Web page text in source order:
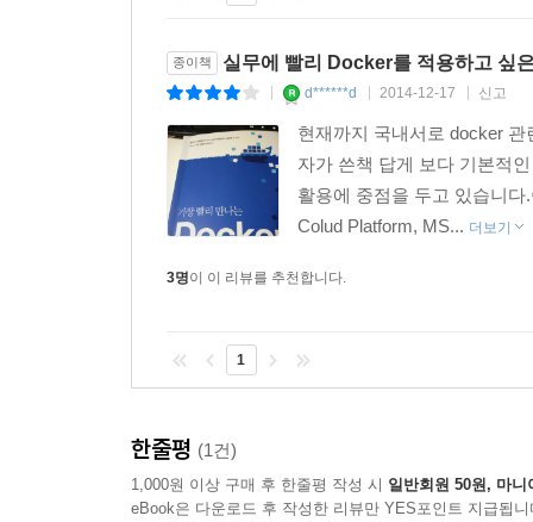
__7.11 VOLUME
__7.13 WORKDIR
__7.14 ONBUILD
8장 ▶ Docker로 애플리케이션 배포하기
__8.1 서버 한 대에 애플리케이션 배포하기
____8.1.4 개발자 PC에서 SSH 키 생성하기
____8.1.5 서버에 Git 설치 및 저장소 생성하기
____8.1.7 서버에 SSH 키 설정하기
____8.1.8 서버에 Git Hook 설정하기
____8.1.9 개발자 PC에서 소스 Push하기
종이책 실무에 빨리 Docker를 적용하고 싶
d******d 2014-12-17 신고
현재까지 국내서로 docker
자가 쓴책 답게 보다 기본적
활용에 중점을 두고 있습니
Colud Platform, MS... 더보기
3명이 이 리뷰를 추천합니다.
1
한줄평 (1건)
1,000원 이상 구매 후 한줄평 작성 시 일반회원 50원, 마니
eBook은 다운로드 후 작성한 리뷰만 YES포인트 지급됩니